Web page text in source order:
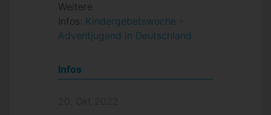
Weitere
Infos: Kindergebetswoche -
Adventjugend in Deutschland
Infos